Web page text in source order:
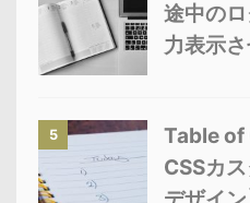
途中の
力表示
5
Table
CSSカ